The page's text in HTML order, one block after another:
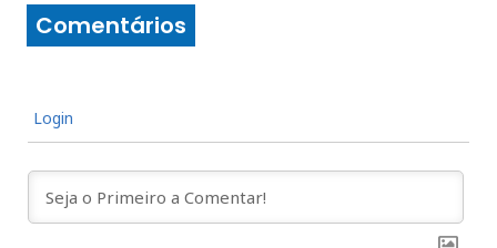
Comentários
Login